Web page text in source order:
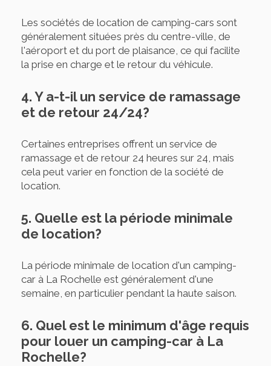
Les sociétés de location de camping-cars sont
généralement situées près du centre-ville, de
l'aéroport et du port de plaisance, ce qui facilite
la prise en charge et le retour du véhicule.
4. Y a-t-il un service de ramassage
et de retour 24/24?
Certaines entreprises offrent un service de
ramassage et de retour 24 heures sur 24, mais
cela peut varier en fonction de la société de
location.
5. Quelle est la période minimale
de location?
La période minimale de location d'un camping-
car à La Rochelle est généralement d'une
semaine, en particulier pendant la haute saison.
6. Quel est le minimum d'âge requis
pour louer un camping-car à La
Rochelle?